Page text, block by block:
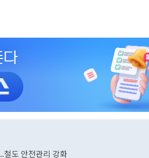
도 안전관리 강화